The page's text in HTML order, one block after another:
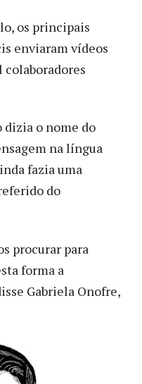
os principais
enviaram vídeos
colaboradores
dizia o nome do
na língua
fazia uma
do
procurar para
forma a
Gabriela Onofre,